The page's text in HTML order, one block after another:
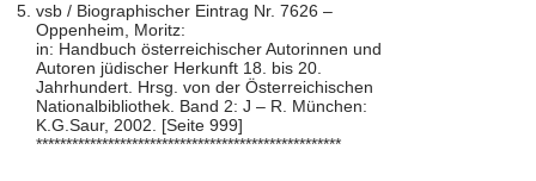
vsb / Biographischer Eintrag Nr. 7626 –
Oppenheim, Moritz:
in: Handbuch österreichischer Autorinnen und
Autoren jüdischer Herkunft 18. bis 20.
Jahrhundert. Hrsg. von der Österreichischen
Nationalbibliothek. Band 2: J – R. München:
K.G.Saur, 2002. [Seite 999]
***************************************************